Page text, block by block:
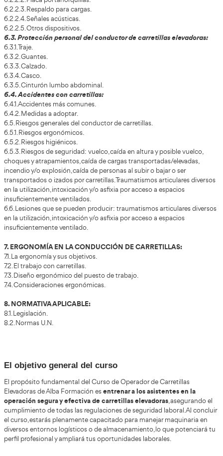
4.2. La estabilidad de la carretilla.
4.3. Carretilla parada.
4.4. Carretilla en movimiento.
4.5. Normas de circulación.
4.6. Zona de trabajo:
4.6.1. Estado del suelo.
4.6.2. Selección de ruedas.
4.6.3. Ruedas Neumáticas.
4.6.4. Ruedas sin aire.
4.6.5. Señalización.
4.6.6. La altura de paso.
4.6.7. Circulación por rampas.
4.6.8. Estabilidad de las cargas.
4.6.9. Puentes de acceso.
4.6.10. Iluminación de los lugares de trabajo.
4.6.11. Circulación en la vía pública.
4.6.12. Locales.
4.6.13. Pasillos de circulación.
4.6.14. Puertas u otros obstáculos fijos.
4.6.15. Giros.
4.7. La carga:
4.7.1. Interacción entre la carga y la carretilla.
4.7.2. Comportamientos de la carga.
4.7.3. Aseguramiento de carga.
4.7.4. Manipulación de cargas.
4.7.5. Transporte de cargas suspendidas.
4.7.6. Levantamiento de carga.
4.7.9. Implementos para la manipulación de diferentes
4.7.10. Flujo logístico interno de cargas y servicios.
4.7.11. Indicaciones de seguridad para elevar o depositar
4.7.12. Posicionamiento en la estiba y desestiba de palets
4.8. Paletización:
4.8.1 .Diferentes tipos de paletas.
4.8.2. Sistemas de paletización.